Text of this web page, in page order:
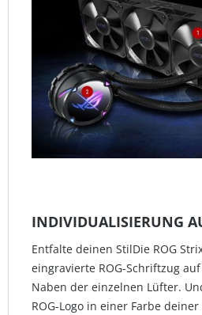
INDIVIDUALISIERUNG
Entfalte deinen StilDie ROG
eingravierte ROG-Schriftzug
Naben der einzelnen Lüfter.
ROG-Logo in einer Farbe deiner